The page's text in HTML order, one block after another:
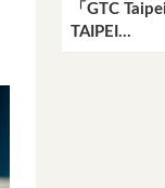
「GTC
TAIPEI...